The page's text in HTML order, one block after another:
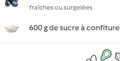
fraîches ou surgelées
600 g de sucre à confiture